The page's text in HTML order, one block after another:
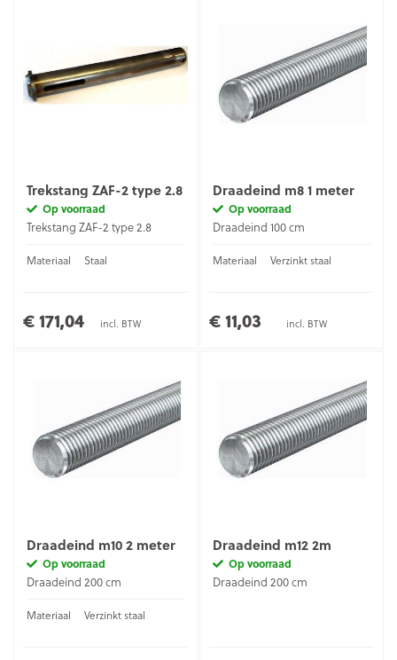
Trekstang ZAF-2 type 2.8
Op voorraad
Trekstang ZAF-2 type 2.8
Materiaal Staal
€ 171,04 incl. BTW
Draadeind m8 1 meter
Op voorraad
Draadeind 100 cm
Materiaal Verzinkt staal
€ 11,03 incl. BTW
Draadeind m10 2 meter
Op voorraad
Draadeind 200 cm
Materiaal Verzinkt staal
Draadeind m12 2m
Op voorraad
Draadeind 200 cm